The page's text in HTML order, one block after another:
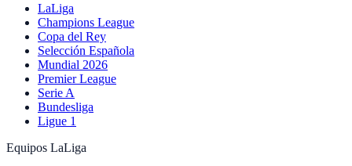
LaLiga
Champions League
Copa del Rey
Selección Española
Mundial 2026
Premier League
Serie A
Bundesliga
Ligue 1
Equipos LaLiga